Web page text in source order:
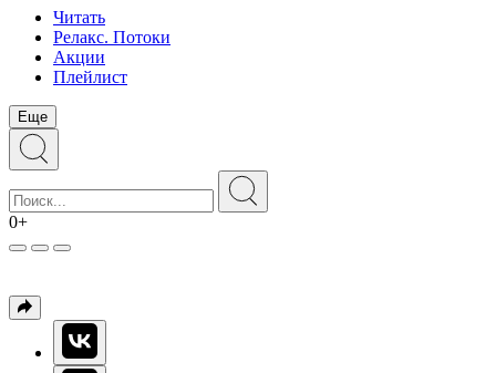
Читать
Релакс. Потоки
Акции
Плейлист
Еще
0+